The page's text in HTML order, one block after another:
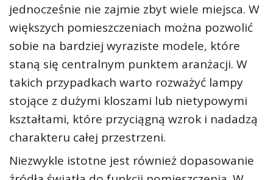
jednocześnie nie zajmie zbyt wiele miejsca. W
większych pomieszczeniach można pozwolić
sobie na bardziej wyraziste modele, które
staną się centralnym punktem aranżacji. W
takich przypadkach warto rozważyć lampy
stojące z dużymi kloszami lub nietypowymi
kształtami, które przyciągną wzrok i nadadzą
charakteru całej przestrzeni.
Niezwykle istotne jest również dopasowanie